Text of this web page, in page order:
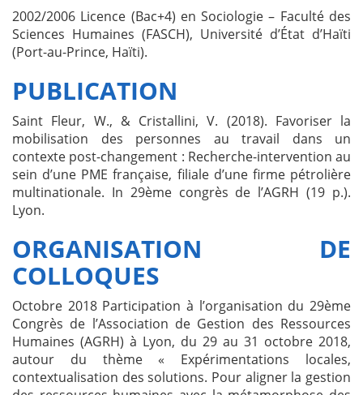
2002/2006 Licence (Bac+4) en Sociologie – Faculté des
Sciences Humaines (FASCH), Université d’État d’Haïti
(Port-au-Prince, Haïti).
PUBLICATION
Saint Fleur, W., & Cristallini, V. (2018). Favoriser la
mobilisation des personnes au travail dans un
contexte post-changement : Recherche-intervention au
sein d’une PME française, filiale d’une firme pétrolière
multinationale. In 29ème congrès de l’AGRH (19 p.).
Lyon.
ORGANISATION DE
COLLOQUES
Octobre 2018 Participation à l’organisation du 29ème
Congrès de l’Association de Gestion des Ressources
Humaines (AGRH) à Lyon, du 29 au 31 octobre 2018,
autour du thème « Expérimentations locales,
contextualisation des solutions. Pour aligner la gestion